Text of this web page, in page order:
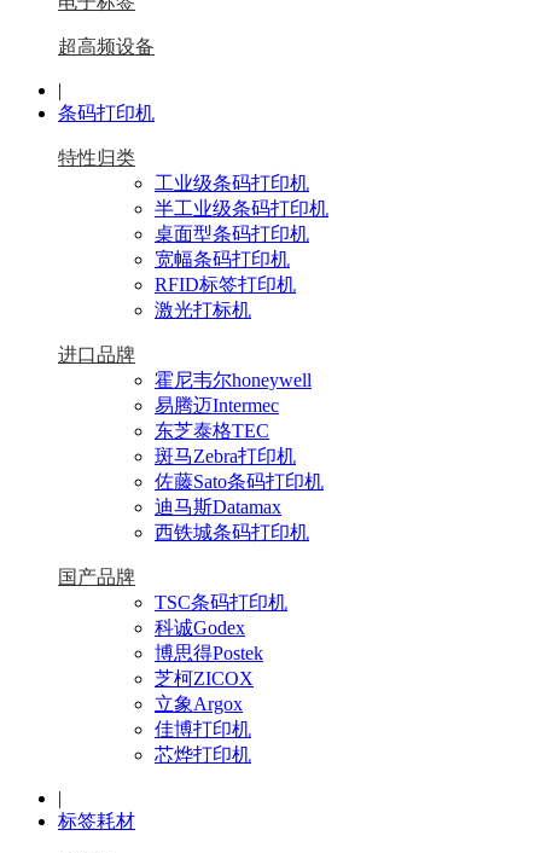
超高频设备
|
条码打印机
特性归类
工业级条码打印机
半工业级条码打印机
桌面型条码打印机
宽幅条码打印机
RFID标签打印机
激光打标机
进口品牌
霍尼韦尔honeywell
易腾迈Intermec
东芝泰格TEC
斑马Zebra打印机
佐藤Sato条码打印机
迪马斯Datamax
西铁城条码打印机
国产品牌
TSC条码打印机
科诚Godex
博思得Postek
芝柯ZICOX
立象Argox
佳博打印机
芯烨打印机
|
标签耗材